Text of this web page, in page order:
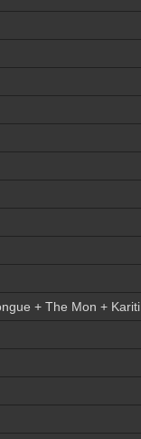
+ The Mon + Kariti